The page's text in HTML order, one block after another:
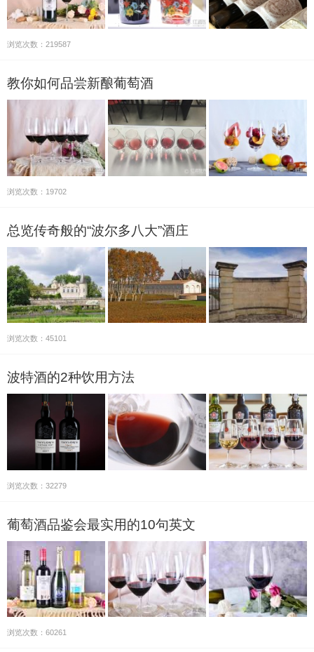
浏览次数：219587
教你如何品尝新酿葡萄酒
浏览次数：19702
总览传奇般的“波尔多八大”酒庄
浏览次数：45101
波特酒的2种饮用方法
浏览次数：32279
葡萄酒品鉴会最实用的10句英文
浏览次数：60261